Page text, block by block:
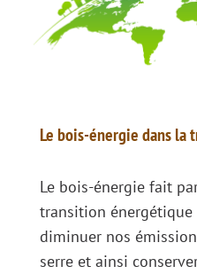
Le bois-énergie dans
Le bois-énergie fait
transition énergétique
diminuer nos
serre et ainsi